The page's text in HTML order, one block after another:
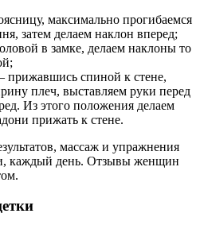
максимально прогибаемся
затем делаем наклон вперед;
в замке, делаем наклоны то
прижавшись спиной к стене,
плеч, выставляем руки перед
Из этого положения делаем
прижать к стене.
массаж и упражнения
каждый день. Отзывы женщин